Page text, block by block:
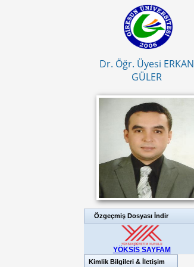
Dr. Öğr. Üyesi ERKAN
GÜLER
Özgeçmiş Dosyası İndir
YÖKSİS SAYFAM
Kimlik Bilgileri & İletişim